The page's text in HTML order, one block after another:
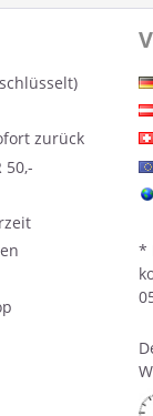
zurück
50,-
*